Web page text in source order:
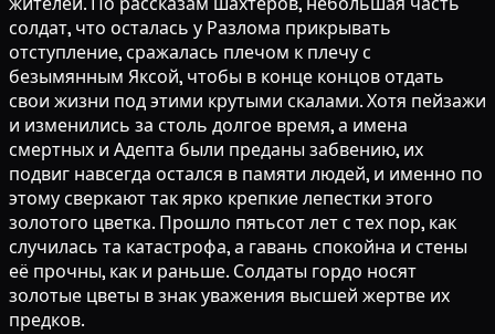
солдат, что осталась у Разлома прикрывать
отступление, сражалась плечом к плечу с
безымянным Яксой, чтобы в конце концов отдать
свои жизни под этими крутыми скалами. Хотя пейзажи
и изменились за столь долгое время, а имена
смертных и Адепта были преданы забвению, их
подвиг навсегда остался в памяти людей, и именно по
этому сверкают так ярко крепкие лепестки этого
золотого цветка. Прошло пятьсот лет с тех пор, как
случилась та катастрофа, а гавань спокойна и стены
её прочны, как и раньше. Солдаты гордо носят
золотые цветы в знак уважения высшей жертве их
предков.